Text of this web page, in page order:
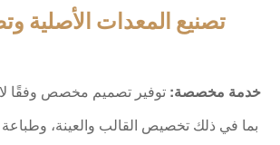
تصنيع المعدات الأصلية
خدمة مخصصة: توفير تصميم مخصص وفقًا
بما في ذلك تخصيص القالب والعينة، وطباعة